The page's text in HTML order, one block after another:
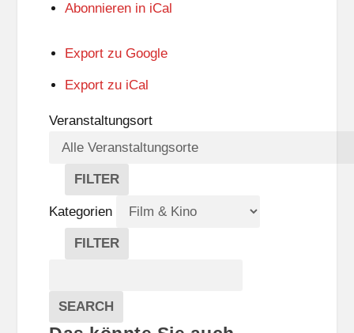
Abonnieren in iCal
Export zu Google
Export zu iCal
Veranstaltungsort
FILTER
V
E
R
A
A
L
Kategorien
FILTER
E
G
Veranstaltungen
SEARCH